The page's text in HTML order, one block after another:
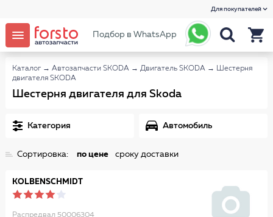
Для покупателей
Подбор в WhatsApp
Каталог → Автозапчасти SKODA → Двигатель SKODA → Шестерня
двигателя SKODA
Шестерня двигателя для Skoda
Категория Автомобиль
Сортировка: по цене сроку доставки
KOLBENSCHMIDT
Распредвал 50006304